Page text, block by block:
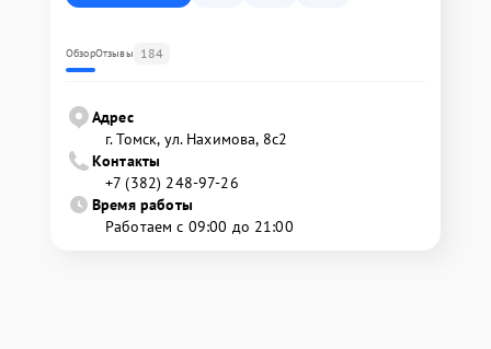
ОбзорОтзывы 184
Адрес
г. Томск, ул. Нахимова, 8с2
Контакты
+7 (382) 248-97-26
Время работы
Работаем с 09:00 до 21:00